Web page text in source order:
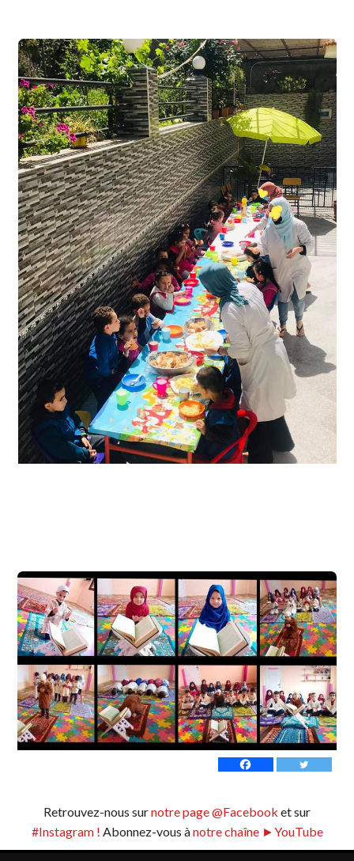
Retrouvez-nous surnotre page @Facebook et sur
#Instagram ! Abonnez-vous ànotre chaîne ►YouTube